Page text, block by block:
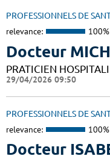
PROFESSIONNELS DE
relevance: 100%
Docteur
PRATICIEN
29/04/2026 09:50
PROFESSIONNELS DE
relevance: 100%
Docteur